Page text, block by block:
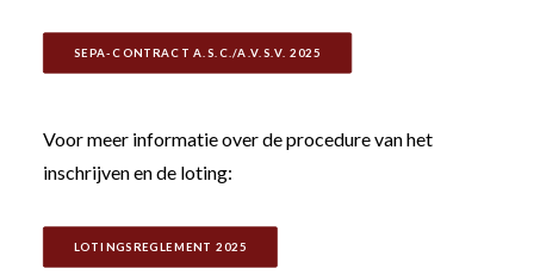
SEPA-CONTRACT A.S.C./A.V.S.V. 2025
Voor meer informatie over de procedure van het
inschrijven en de loting:
LOTINGSREGLEMENT 2025